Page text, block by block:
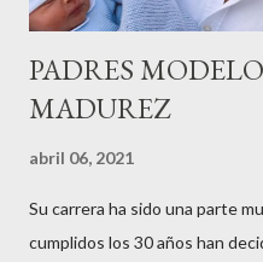
PADRES
MADUREZ
abril 06, 2021
Su carrera ha sido una parte
cumplidos los 30 años han